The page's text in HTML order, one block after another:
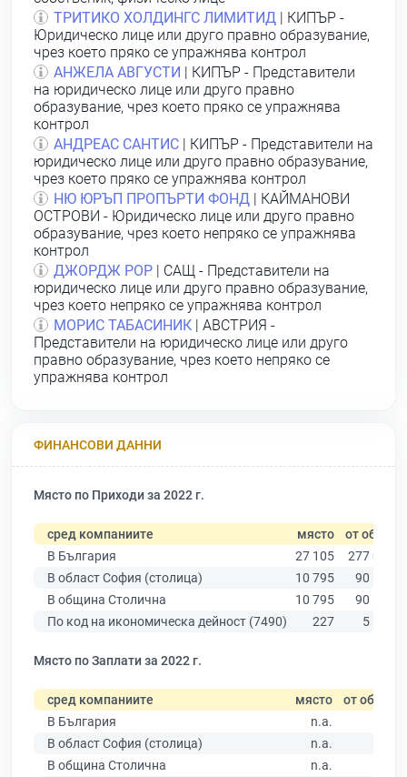
ТРИТИКО ХОЛДИНГС ЛИМИТИД | КИПЪР -
Юридическо лице или друго правно образувание,
чрез което пряко се упражнява контрол
АНЖЕЛА АВГУСТИ
| КИПЪР - Представители
на юридическо лице или друго правно
образувание, чрез което пряко се упражнява
контрол
АНДРЕАС САНТИС | КИПЪР - Представители на
юридическо лице или друго правно образувание,
чрез което пряко се упражнява контрол
НЮ ЮРЪП ПРОПЪРТИ ФОНД | КАЙМАНОВИ
ОСТРОВИ - Юридическо лице или друго правно
образувание, чрез което непряко се упражнява
контрол
ДЖОРДЖ РОР | САЩ - Представители на
юридическо лице или друго правно образувание,
чрез което непряко се упражнява контрол
МОРИС ТАБАСИНИК | АВСТРИЯ -
Представители на юридическо лице или друго
правно образувание, чрез което непряко се
упражнява контрол
ФИНАНСОВИ ДАННИ
Място по Приходи за 2022 г.
сред компаниите място от общо
В България
27 105
277 019
В област София (столица)
10 795
90 178
В община Столична
10 795
90 178
По код на икономическа дейност (7490)
227 5 541
Място по Заплати за 2022 г.
сред компаниите място от общо
В България
n.a.
В област София (столица)
n.a.
В община Столична
n.a.